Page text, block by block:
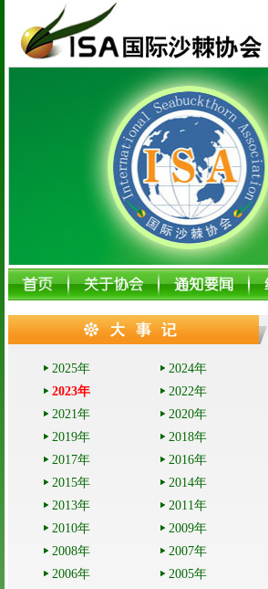
2025年
2024年
2023年
2022年
2021年
2020年
2019年
2018年
2017年
2016年
2015年
2014年
2013年
2011年
2010年
2009年
2008年
2007年
2006年
2005年